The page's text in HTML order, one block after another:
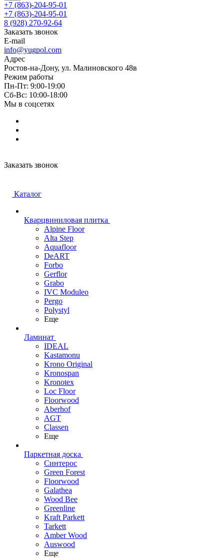
+7 (863)-204-95-01
+7 (863)-204-95-01
8 (928) 270-92-64
Заказать звонок
E-mail
info@yugpol.com
Адрес
Ростов-на-Дону, ул. Малиновского 48в
Режим работы
Пн-Пт: 9:00-19:00
Cб-Вс: 10:00-18:00
Мы в соцсетях
Заказать звонок
Каталог
Кварцвиниловая плитка
Alpine Floor
Alta Step
Aquafloor
DeART
Forbo
Gerflor
Grabo
IVC Moduleo
Pergo
Polystyl
Еще
Ламинат
IDEAL
Kastamonu
Krono Original
Kronospan
Kronotex
Loc Floor
Floorwood
Aberhof
AGT
Classen
Еще
Паркетная доска
Синтерос
Green Forest
Floorwood
Galathea
Wood Bee
Greenline
Kraft Parkett
Tarkett
Amber Wood
Auswood
Еще